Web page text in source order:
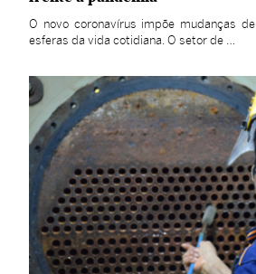
O novo coronavírus impõe mudanças
esferas da vida cotidiana. O setor de …